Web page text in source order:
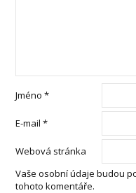
Jméno*
E-mail*
Webová stránka
Vaše osobní údaje budou
tohoto komentáře.